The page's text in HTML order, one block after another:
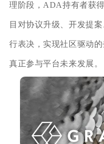
理阶段，ADA持有者获
目对协议升级、开发提
行表决，实现社区驱动
真正参与平台未来发展。